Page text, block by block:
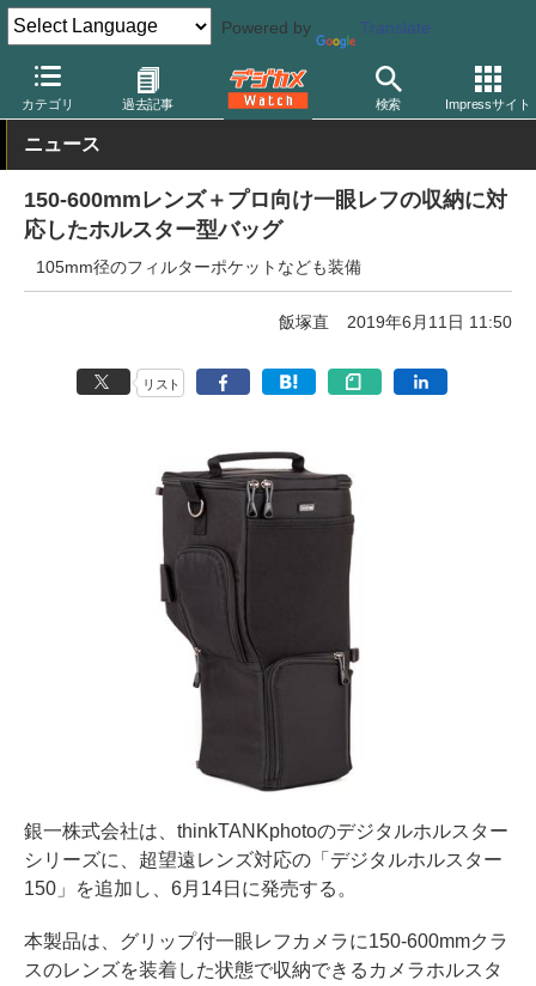
Powered by Translate
カテゴリ 過去記事 検索 Impressサイト
デジカメ Watch 撮影用品 カメラバッグ シンクタンクフォト
ニュース
150-600mmレンズ＋プロ向け一眼レフの収納に対
応したホルスター型バッグ
105mm径のフィルターポケットなども装備
飯塚直 2019年6月11日 11:50
リスト
銀一株式会社は、thinkTANKphotoのデジタルホルスター
シリーズに、超望遠レンズ対応の「デジタルホルスター
150」を追加し、6月14日に発売する。
本製品は、グリップ付一眼レフカメラに150-600mmクラ
スのレンズを装着した状態で収納できるカメラホルスタ